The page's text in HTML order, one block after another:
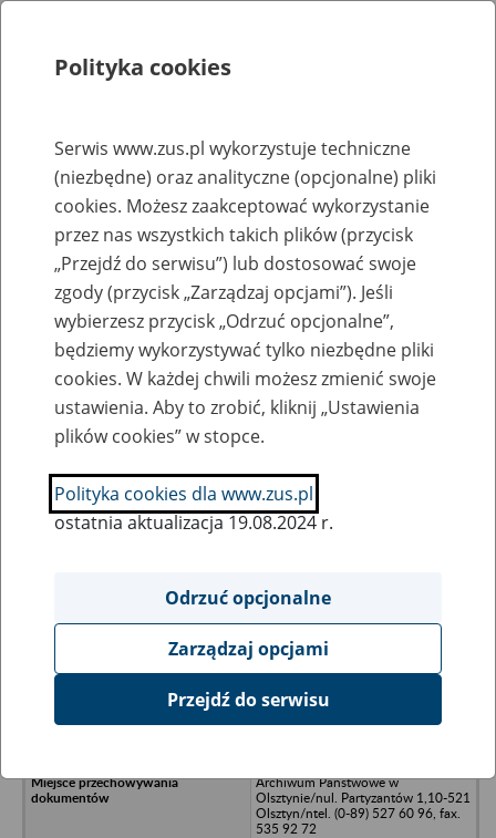
Rejestry, ewidencje i archiwa
Baza zlikwidowanych lub
przekształconych zakładów pracy
Nazwa zakładu pracy:
SZUKAJ
Ukryj wszystkie pozycje bazy
SOWI Olsztyńskie Przedsiębiorstwo
Archiwum Państwowe w
Olsztynie/nul. Partyzantów 1,10-521
Olsztyn/ntel. (0-89) 527 60 96, fax.
535 92 72
Polityka cookies
Serwis www.zus.pl wykorzystuje techniczne
(niezbędne) oraz analityczne (opcjonalne) pliki
cookies. Możesz zaakceptować wykorzystanie
przez nas wszystkich takich plików (przycisk
„Przejdź do serwisu”) lub dostosować swoje
zgody (przycisk „Zarządzaj opcjami”). Jeśli
wybierzesz przycisk „Odrzuć opcjonalne”,
będziemy wykorzystywać tylko niezbędne pliki
cookies. W każdej chwili możesz zmienić swoje
ustawienia. Aby to zrobić, kliknij „Ustawienia
plików cookies” w stopce.
Polityka cookies dla www.zus.pl
ostatnia aktualizacja 19.08.2024 r.
Odrzuć opcjonalne
Zarządzaj opcjami
Przejdź do serwisu